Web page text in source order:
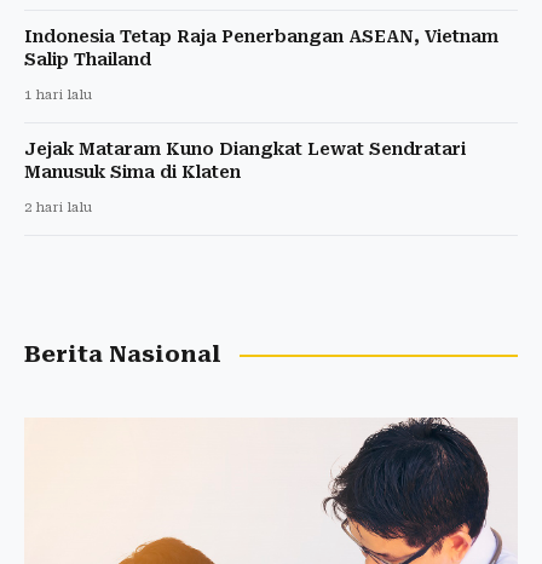
Indonesia Tetap Raja Penerbangan ASEAN, Vietnam
Salip Thailand
1 hari lalu
Jejak Mataram Kuno Diangkat Lewat Sendratari
Manusuk Sima di Klaten
2 hari lalu
Berita Nasional